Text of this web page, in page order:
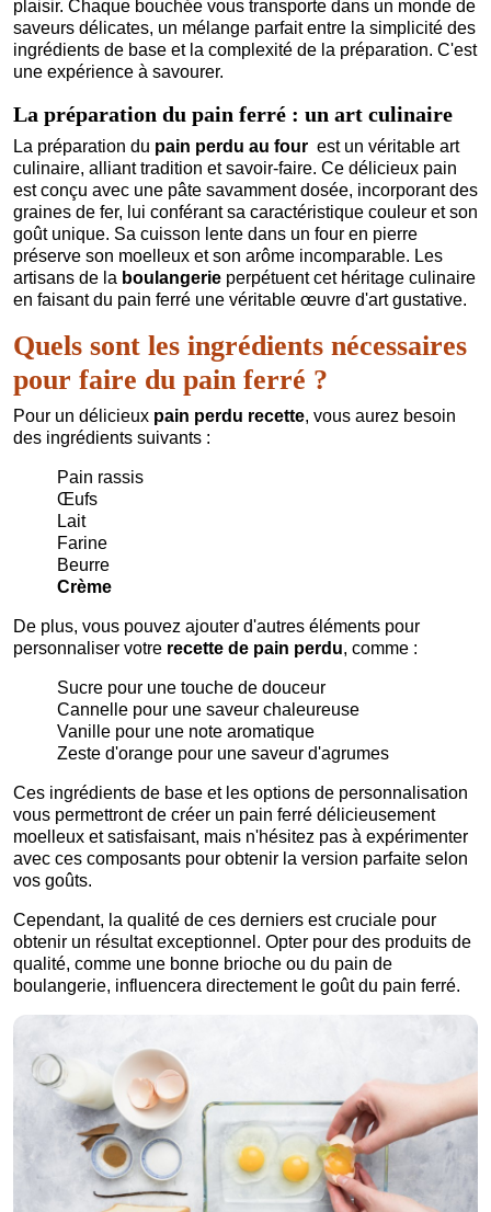
plaisir. Chaque bouchée vous transporte dans un monde de
saveurs délicates, un mélange parfait entre la simplicité des
ingrédients de base et la complexité de la préparation. C'est
une expérience à savourer.
La préparation du pain ferré : un art culinaire
La préparation du pain perdu au four est un véritable art
culinaire, alliant tradition et savoir-faire. Ce délicieux pain
est conçu avec une pâte savamment dosée, incorporant des
graines de fer, lui conférant sa caractéristique couleur et son
goût unique. Sa cuisson lente dans un four en pierre
préserve son moelleux et son arôme incomparable. Les
artisans de la boulangerie perpétuent cet héritage culinaire
en faisant du pain ferré une véritable œuvre d'art gustative.
Quels sont les ingrédients nécessaires
pour faire du pain ferré ?
Pour un délicieux pain perdu recette, vous aurez besoin
des ingrédients suivants :
Pain rassis
Œufs
Lait
Farine
Beurre
Crème
De plus, vous pouvez ajouter d'autres éléments pour
personnaliser votre recette de pain perdu, comme :
Sucre pour une touche de douceur
Cannelle pour une saveur chaleureuse
Vanille pour une note aromatique
Zeste d'orange pour une saveur d'agrumes
Ces ingrédients de base et les options de personnalisation
vous permettront de créer un pain ferré délicieusement
moelleux et satisfaisant, mais n'hésitez pas à expérimenter
avec ces composants pour obtenir la version parfaite selon
vos goûts.
Cependant, la qualité de ces derniers est cruciale pour
obtenir un résultat exceptionnel. Opter pour des produits de
qualité, comme une bonne brioche ou du pain de
boulangerie, influencera directement le goût du pain ferré.